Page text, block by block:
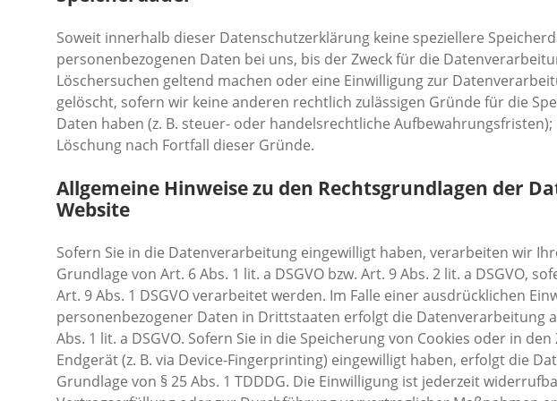
Soweit innerhalb dieser Datenschutzerklärung keine speziellere
personenbezogenen Daten bei uns, bis der Zweck für die
Löschersuchen geltend machen oder eine Einwilligung zur
gelöscht, sofern wir keine anderen rechtlich zulässigen Gründe für die
Daten haben (z. B. steuer- oder handelsrechtliche
Löschung nach Fortfall dieser Gründe.
Allgemeine Hinweise zu den Rechtsgrundlagen der
Website
Sofern Sie in die Datenverarbeitung eingewilligt haben, verarbeiten wir
Grundlage von Art. 6 Abs. 1 lit. a DSGVO bzw. Art. 9 Abs. 2 lit. a DSGVO,
Art. 9 Abs. 1 DSGVO verarbeitet werden. Im Falle einer ausdrücklichen
personenbezogener Daten in Drittstaaten erfolgt die Datenverarbeitung
Abs. 1 lit. a DSGVO. Sofern Sie in die Speicherung von Cookies oder in
Endgerät (z. B. via Device-Fingerprinting) eingewilligt haben, erfolgt die
Grundlage von § 25 Abs. 1 TDDDG. Die Einwilligung ist jederzeit